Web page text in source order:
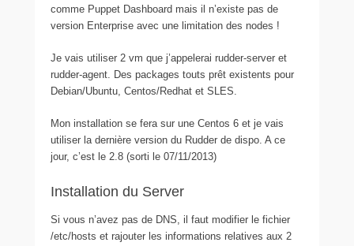
comme Puppet Dashboard mais il n’existe pas de
version Enterprise avec une limitation des nodes !
Je vais utiliser 2 vm que j’appelerai rudder-server et
rudder-agent. Des packages touts prêt existents pour
Debian/Ubuntu, Centos/Redhat et SLES.
Mon installation se fera sur une Centos 6 et je vais
utiliser la dernière version du Rudder de dispo. A ce
jour, c’est le 2.8 (sorti le 07/11/2013)
Installation du Server
Si vous n’avez pas de DNS, il faut modifier le fichier
/etc/hosts et rajouter les informations relatives aux 2